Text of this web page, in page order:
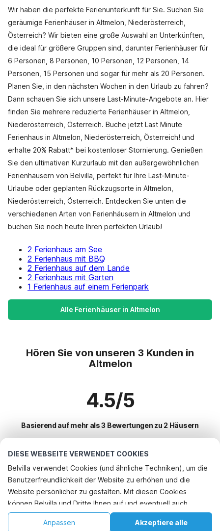
DIESE WEBSEITE VERWENDET COOKIES
Belvilla verwendet Cookies (und ähnliche Techniken), um die
Benutzerfreundlichkeit der Website zu erhöhen und die
Website persönlicher zu gestalten. Mit diesen Cookies
können Belvilla und Dritte Ihnen auf und eventuell auch
außerhalb unserer Website folgen, um Werbung Ihren
Interessen anzupassen und das Teilen von Informationen über
Akzeptiere alle
Anpassen
Wir haben die perfekte Ferienunterkunft für Sie. Suchen Sie
geräumige Ferienhäuser in Altmelon, Niederösterreich,
Österreich? Wir bieten eine große Auswahl an Unterkünften,
die ideal für größere Gruppen sind, darunter Ferienhäuser für
6 Personen, 8 Personen, 10 Personen, 12 Personen, 14
Personen, 15 Personen und sogar für mehr als 20 Personen.
Planen Sie, in den nächsten Wochen in den Urlaub zu fahren?
Dann schauen Sie sich unsere Last-Minute-Angebote an. Hier
finden Sie mehrere reduzierte Ferienhäuser in Altmelon,
Niederösterreich, Österreich. Buche jetzt Last Minute
Ferienhaus in Altmelon, Niederösterreich, Österreich! und
erhalte 20% Rabatt* bei kostenloser Stornierung. Genießen
Sie den ultimativen Kurzurlaub mit den außergewöhnlichen
Ferienhäusern von Belvilla, perfekt für Ihre Last-Minute-
Urlaube oder geplanten Rückzugsorte in Altmelon,
Niederösterreich, Österreich. Entdecken Sie unten die
verschiedenen Arten von Ferienhäusern in Altmelon und
buchen Sie noch heute Ihren perfekten Urlaub!
2 Ferienhaus am See
2 Ferienhaus mit BBQ
2 Ferienhaus auf dem Lande
2 Ferienhaus mit Garten
1 Ferienhaus auf einem Ferienpark
Alle Ferienhäuser in Altmelon
Hören Sie von unseren 3 Kunden in
Altmelon
4.5/5
Basierend auf mehr als 3 Bewertungen zu 2 Häusern
Beliebteste Reiseziele für Urlaub
Top-Städte mit Top-Annehmlichkeiten für den Urlaub
Ferienhaus im Skigebiet wald
Ferienhaus im Skigebiet hundsdorf
Ferienhaus im Skigebiet thurn
Beliebte Ausstattungen für Urlaub in Altmelon
Ferienhaus am See
Beliebte Städte für den Urlaub in Niederosterreich